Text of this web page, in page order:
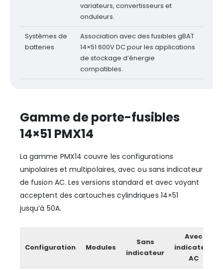
variateurs, convertisseurs et
onduleurs.
Systèmes de
batteries
Association avec des fusibles gBAT
14×51 600V DC pour les applications
de stockage d’énergie
compatibles.
Gamme de porte-fusibles
14×51 PMX14
La gamme PMX14 couvre les configurations
unipolaires et multipolaires, avec ou sans indicateur
de fusion AC. Les versions standard et avec voyant
acceptent des cartouches cylindriques 14×51
jusqu’à 50A.
Configuration Modules
Sans
indicateur
Avec
indicateur
AC